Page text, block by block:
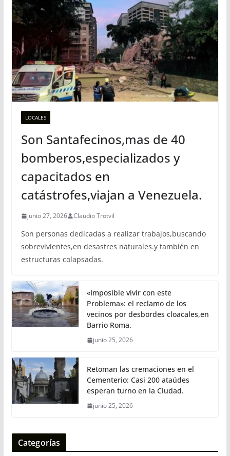
LOCALES
Son Santafecinos,mas de 40
bomberos,especializados y
capacitados en
catástrofes,viajan a Venezuela.
junio 27, 2026 Claudio Trotvil
Son personas dedicadas a realizar trabajos,buscando
sobrevivientes,en desastres naturales.y también en
estructuras colapsadas.
«Imposible vivir con este
Problema»: el reclamo de los
vecinos por desbordes cloacales,en
Barrio Roma.
junio 25, 2026
Retoman las cremaciones en el
Cementerio: Casi 200 ataúdes
esperan turno en la Ciudad.
junio 25, 2026
Categorías